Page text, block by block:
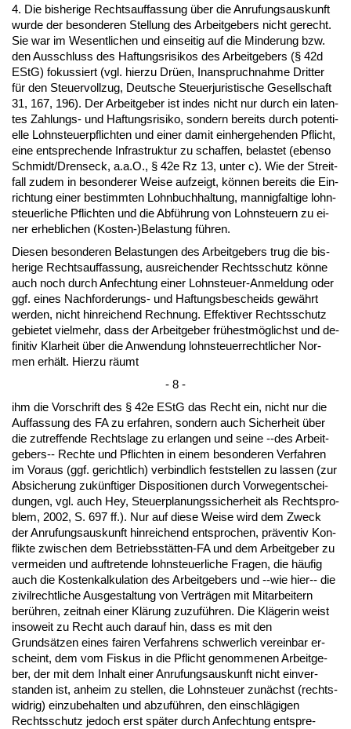
4. Die bis­he­ri­ge Rechts­auf­fas­sung über die An­ru­fungs­aus­kunft
wur­de der be­son­de­ren Stel­lung des Ar­beit­ge­bers nicht ge­recht.
Sie war im We­sent­li­chen und ein­sei­tig auf die Min­de­rung bzw.
den Aus­schluss des Haf­tungs­ri­si­kos des Ar­beit­ge­bers (§ 42d
EStG) fo­kus­siert (vgl. hier­zu Drüen, In­an­spruch­nah­me Drit­ter
für den Steu­er­voll­zug, Deut­sche Steu­er­ju­ris­ti­sche Ge­sell­schaft
31, 167, 196). Der Ar­beit­ge­ber ist in­des nicht nur durch ein la­ten­
tes Zah­lungs- und Haf­tungs­ri­si­ko, son­dern be­reits durch po­ten­ti­
el­le Lohn­steu­er­pflich­ten und ei­ner da­mit ein­her­ge­hen­den Pflicht,
ei­ne ent­spre­chen­de In­fra­struk­tur zu schaf­fen, be­las­tet (eben­so
Schmidt/Drens­eck, a.a.O., § 42e Rz 13, un­ter c). Wie der Streit­
fall zu­dem in be­son­de­rer Wei­se auf­zeigt, können be­reits die Ein­
rich­tung ei­ner be­stimm­ten Lohn­buch­hal­tung, man­nig­fal­ti­ge lohn­
steu­er­li­che Pflich­ten und die Abführung von Lohn­steu­ern zu ei­
ner er­heb­li­chen (Kos­ten-)Be­las­tung führen.
Die­sen be­son­de­ren Be­las­tun­gen des Ar­beit­ge­bers trug die bis­
he­ri­ge Rechts­auf­fas­sung, aus­rei­chen­der Rechts­schutz könne
auch noch durch An­fech­tung ei­ner Lohn­steu­er-An­mel­dung oder
ggf. ei­nes Nach­for­de­rungs- und Haf­tungs­be­scheids gewährt
wer­den, nicht hin­rei­chend Rech­nung. Ef­fek­ti­ver Rechts­schutz
ge­bie­tet viel­mehr, dass der Ar­beit­ge­ber frühestmöglichst und de­
fi­ni­tiv Klar­heit über die An­wen­dung lohn­steu­er­recht­li­cher Nor­
men erhält. Hier­zu räumt
- 8 -
ihm die Vor­schrift des § 42e EStG das Recht ein, nicht nur die
Auf­fas­sung des FA zu er­fah­ren, son­dern auch Si­cher­heit über
die zu­tref­fen­de Rechts­la­ge zu er­lan­gen und sei­ne --des Ar­beit­
ge­bers-- Rech­te und Pflich­ten in ei­nem be­son­de­ren Ver­fah­ren
im Vor­aus (ggf. ge­richt­lich) ver­bind­lich fest­stel­len zu las­sen (zur
Ab­si­che­rung zukünf­ti­ger Dis­po­si­tio­nen durch Vor­we­gent­schei­
dun­gen, vgl. auch Hey, Steu­er­pla­nungs­si­cher­heit als Rechts­pro­
blem, 2002, S. 697 ff.). Nur auf die­se Wei­se wird dem Zweck
der An­ru­fungs­aus­kunft hin­rei­chend ent­spro­chen, präven­tiv Kon­
flik­te zwi­schen dem Be­triebsstätten-FA und dem Ar­beit­ge­ber zu
ver­mei­den und auf­tre­ten­de lohn­steu­er­li­che Fra­gen, die häufig
auch die Kos­ten­kal­ku­la­ti­on des Ar­beit­ge­bers und --wie hier-- die
zi­vil­recht­li­che Aus­ge­stal­tung von Verträgen mit Mit­ar­bei­tern
berühren, zeit­nah ei­ner Klärung zu­zuführen. Die Kläge­rin weist
in­so­weit zu Recht auch dar­auf hin, dass es mit den
Grundsätzen ei­nes fai­ren Ver­fah­rens schwer­lich ver­ein­bar er­
scheint, dem vom Fis­kus in die Pflicht ge­nom­me­nen Ar­beit­ge­
ber, der mit dem In­halt ei­ner An­ru­fungs­aus­kunft nicht ein­ver­
stan­den ist, an­heim zu stel­len, die Lohn­steu­er zunächst (rechts­
wid­rig) ein­zu­be­hal­ten und ab­zuführen, den ein­schlägi­gen
Rechts­schutz je­doch erst später durch An­fech­tung ent­spre­